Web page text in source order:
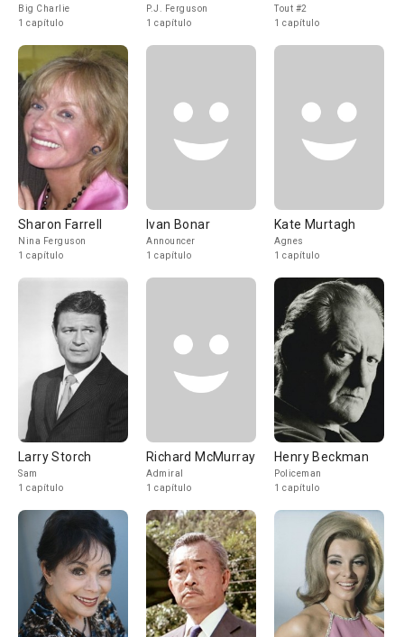
Big Charlie
1 capítulo
P.J. Ferguson
1 capítulo
Tout #2
1 capítulo
Sharon Farrell
Nina Ferguson
1 capítulo
Ivan Bonar
Announcer
1 capítulo
Kate Murtagh
Agnes
1 capítulo
Larry Storch
Sam
1 capítulo
Richard McMurray
Admiral
1 capítulo
Henry Beckman
Policeman
1 capítulo